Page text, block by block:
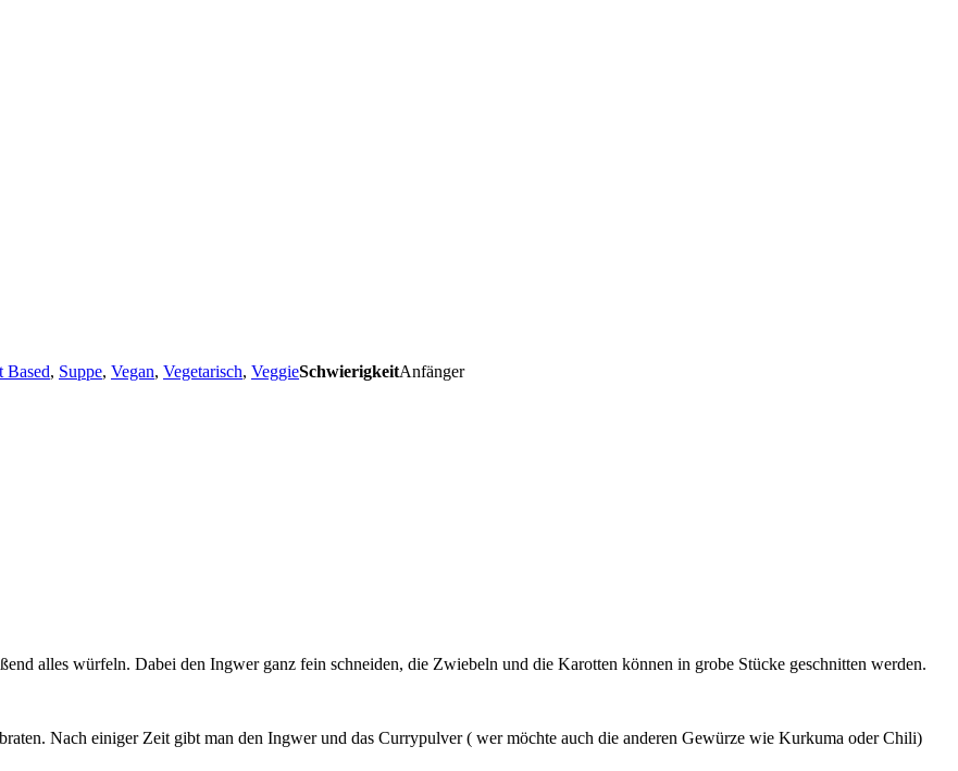
Based, Suppe, Vegan, Vegetarisch, VeggieSchwierigkeitAnfänger
alles würfeln. Dabei den Ingwer ganz fein schneiden, die Zwiebeln und die Karotten können in grobe Stücke geschnitten werden.
Nach einiger Zeit gibt man den Ingwer und das Currypulver ( wer möchte auch die anderen Gewürze wie Kurkuma oder Chili)